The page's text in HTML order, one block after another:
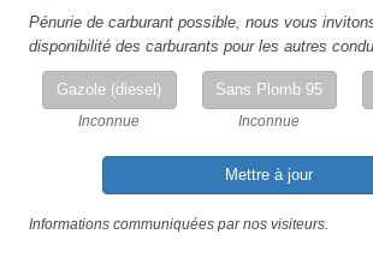
Pénurie de carburant possible, nous vous
disponibilité des carburants pour les autres
Gazole (diesel)
Inconnue
Sans Plomb 95
Inconnue
Mettre à jour
Informations communiquées par nos visiteurs.